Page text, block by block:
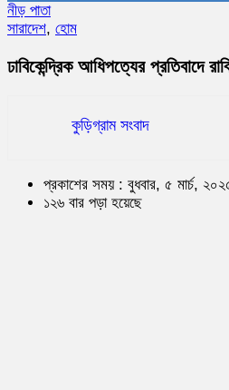
নীড় পাতা
সারাদেশ, হোম
ঢাবিকেন্দ্রিক আধিপত্যের প্রতিবাদে
কুড়িগ্রাম সংবাদ
প্রকাশের সময় : বুধবার, ৫ মার্চ,
১২৬ বার পড়া হয়েছে